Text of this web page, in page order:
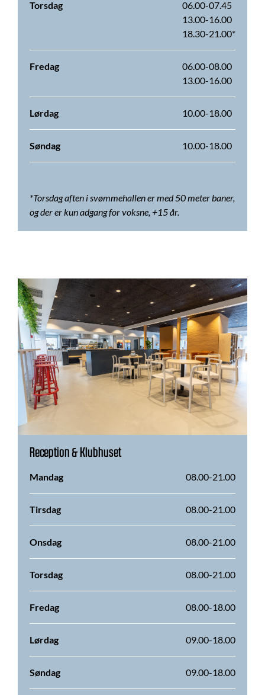
Torsdag
06.00-07.45
13.00-16.00
18.30-21.00*
Fredag
06.00-08.00
13.00-16.00
Lørdag 10.00-18.00
Søndag 10.00-18.00
*Torsdag aften i svømmehallen er med 50 meter baner,
og der er kun adgang for voksne, +15 år.
Reception & Klubhuset
Mandag 08.00-21.00
Tirsdag 08.00-21.00
Onsdag 08.00-21.00
Torsdag 08.00-21.00
Fredag 08.00-18.00
Lørdag 09.00-18.00
Søndag 09.00-18.00